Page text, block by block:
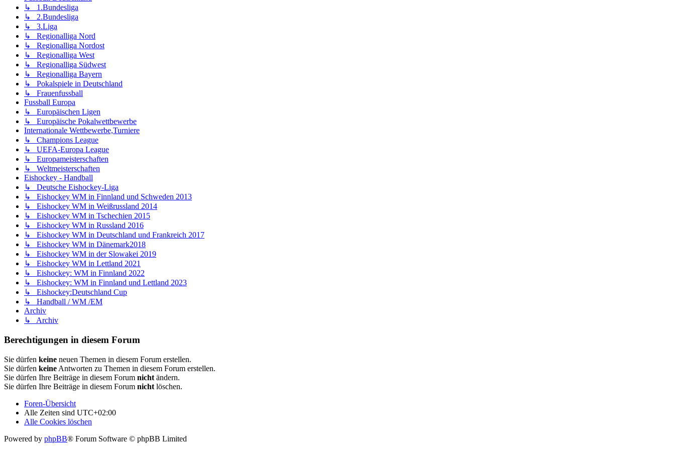
↳ 1.Bundesliga
↳ 2.Bundesliga
↳ 3.Liga
↳ Regionalliga Nord
↳ Regionalliga Nordost
↳ Regionalliga West
↳ Regionalliga Südwest
↳ Regionalliga Bayern
↳ Pokalspiele in Deutschland
↳ Frauenfussball
Fussball Europa
↳ Europäischen Ligen
↳ Europäische Pokalwettbewerbe
Internationale Wettbewerbe,Turniere
↳ Champions League
↳ UEFA-Europa League
↳ Europameisterschaften
↳ Weltmeisterschaften
Eishockey - Handball
↳ Deutsche Eishockey-Liga
↳ Eishockey WM in Finnland und Schweden 2013
↳ Eishockey WM in Weißrussland 2014
↳ Eishockey WM in Tschechien 2015
↳ Eishockey WM in Russland 2016
↳ Eishockey WM in Deutschland und Frankreich 2017
↳ Eishockey WM in Dänemark2018
↳ Eishockey WM in der Slowakei 2019
↳ Eishockey WM in Lettland 2021
↳ Eishockey: WM in Finnland 2022
↳ Eishockey: WM in Finnland und Lettland 2023
↳ Eishockey:Deutschland Cup
↳ Handball / WM /EM
Archiv
↳ Archiv
Berechtigungen in diesem Forum
Sie dürfen keine neuen Themen in diesem Forum erstellen.
Sie dürfen keine Antworten zu Themen in diesem Forum erstellen.
Sie dürfen Ihre Beiträge in diesem Forum nicht ändern.
Sie dürfen Ihre Beiträge in diesem Forum nicht löschen.
Foren-Übersicht
Alle Zeiten sind UTC+02:00
Alle Cookies löschen
Powered by phpBB® Forum Software © phpBB Limited